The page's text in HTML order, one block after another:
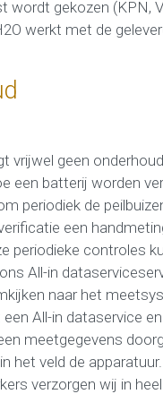
wordt gekozen (KPN,
werkt met de
vrijwel geen
een batterij worden
periodiek de
een
periodieke controles
All-in
naar het
All-in dataservice
meetgegevens
het veld de
verzorgen wij in